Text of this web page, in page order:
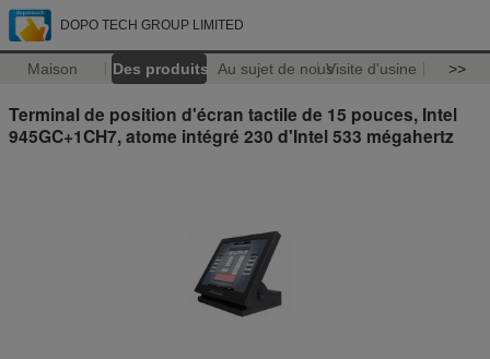
DOPO TECH GROUP LIMITED
Maison Des produits Au sujet de nousVisite d'usine >>
Terminal de position d'écran tactile de 15 pouces, Intel
945GC+1CH7, atome intégré 230 d'Intel 533 mégahertz